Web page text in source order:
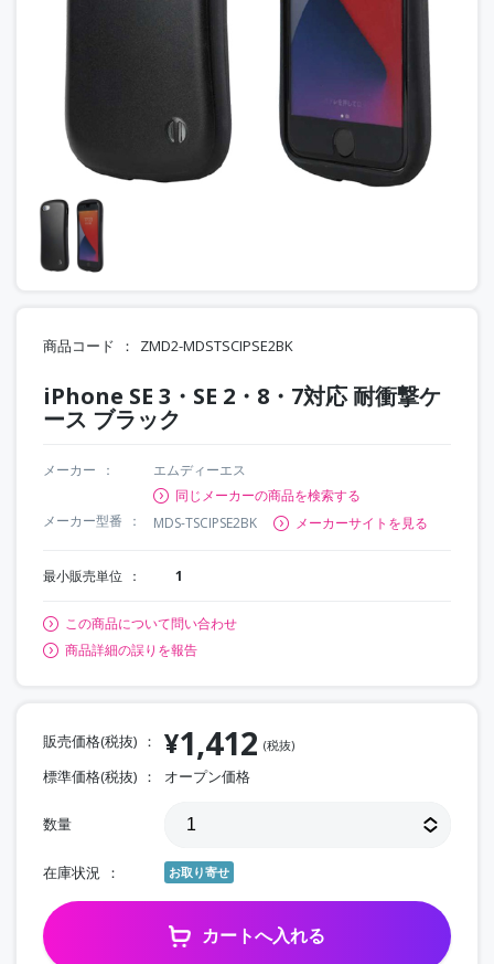
商品コード ZMD2-MDSTSCIPSE2BK
iPhone SE 3・SE 2・8・7対応 耐衝撃ケ
ース ブラック
メーカー
エムディーエス
同じメーカーの商品を検索する
メーカー型番
MDS-TSCIPSE2BK メーカーサイトを見る
最小販売単位 1
この商品について問い合わせ
商品詳細の誤りを報告
販売価格(税抜) ¥1,412 (税抜)
標準価格(税抜) オープン価格
数量
在庫状況 お取り寄せ
カートへ入れる